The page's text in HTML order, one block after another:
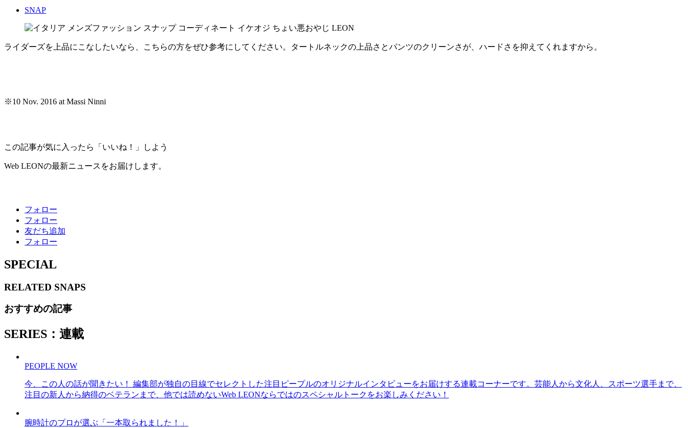
SNAP
ライダーズを上品にこなしたいなら、こちらの方をぜひ参考にしてください。タートルネックの上品さとパンツのクリーンさが、ハードさを抑えてくれますから。
※10 Nov. 2016 at Massi Ninni
この記事が気に入ったら「いいね！」しよう
Web LEONの最新ニュースをお届けします。
フォロー
フォロー
友だち追加
フォロー
SPECIAL
RELATED SNAPS
おすすめの記事
SERIES：連載
PEOPLE NOW
今、この人の話が聞きたい！ 編集部が独自の目線でセレクトした注目ピープルのオリジナルインタビューをお届けする連載コーナーです。芸能人から文化人、スポーツ選手まで、
注目の新人から納得のベテランまで、他では読めないWeb LEONならではのスペシャルトークをお楽しみください！
腕時計のプロが選ぶ「一本取られました！」